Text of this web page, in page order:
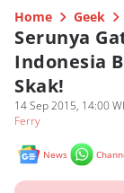
Home Geek
Serunya
Indonesia
Skak!
14 Sep 2015, 14:00
Ferry
News